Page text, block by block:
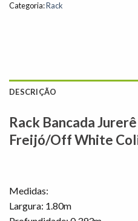
Categoria:Rack
DESCRIÇÃO
Rack Bancada
Freijó/Off White
Medidas:
Largura: 1.80m